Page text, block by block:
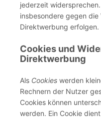
jederzeit
insbesondere gegen
Direktwerbung erfolgen.
Cookies und
Direktwerbung
Als Cookies werden
Rechnern der Nutzer
Cookies können
werden. Ein Cookie